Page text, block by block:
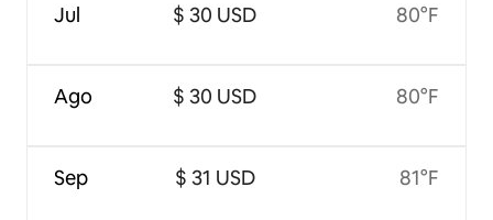
Jul
Ago
Sep
$ 30 USD
$ 30 USD
$ 31 USD
80°F
80°F
81°F